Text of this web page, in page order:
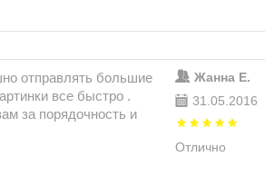
отправлять большие
все быстро .
за порядочность и
Жанна Е.
31.05.2016
Отлично